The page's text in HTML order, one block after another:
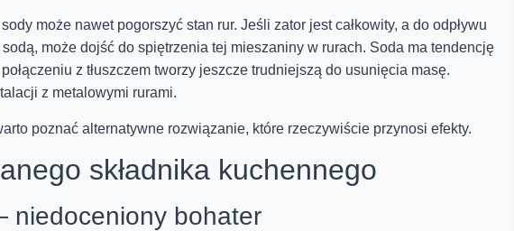
może nawet pogorszyć stan rur. Jeśli zator jest całkowity, a do odpływu
może dojść do spiętrzenia tej mieszaniny w rurach. Soda ma tendencję
z tłuszczem tworzy jeszcze trudniejszą do usunięcia masę.
z metalowymi rurami.
poznać alternatywne rozwiązanie, które rzeczywiście przynosi efekty.
składnika kuchennego
niedoceniony bohater